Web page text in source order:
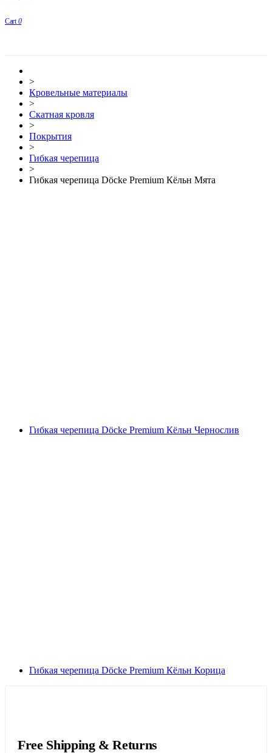
Cart 0
>
Кровельные материалы
>
Скатная кровля
>
Покрытия
>
Гибкая черепица
>
Гибкая черепица Döcke Premium Кёльн Мята
Гибкая черепица Döcke Premium Кёльн Чернослив
Гибкая черепица Döcke Premium Кёльн Корица
Free Shipping & Returns